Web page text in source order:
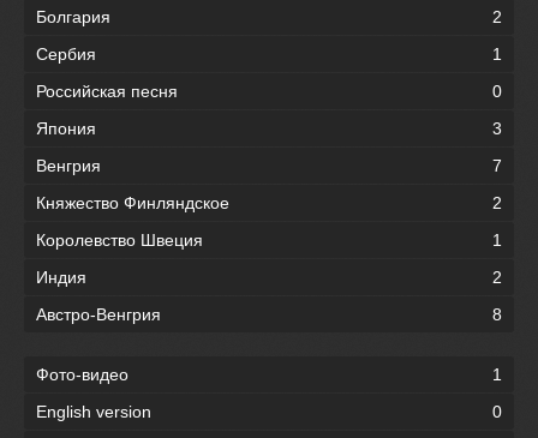
Болгария
2
Сербия
1
Российская песня
0
Япония
3
Венгрия
7
Княжество Финляндское
2
Королевство Швеция
1
Индия
2
Австро-Венгрия
8
Фото-видео
1
English version
0